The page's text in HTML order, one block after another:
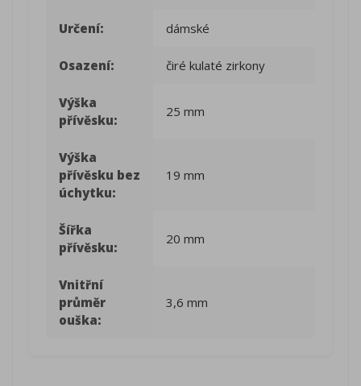
Určení: dámské
Osazení: čiré kulaté zirkony
Výška
přívěsku:
25 mm
Výška
přívěsku bez
úchytku:
19 mm
Šířka
přívěsku:
20 mm
Vnitřní
průměr
ouška:
3,6 mm